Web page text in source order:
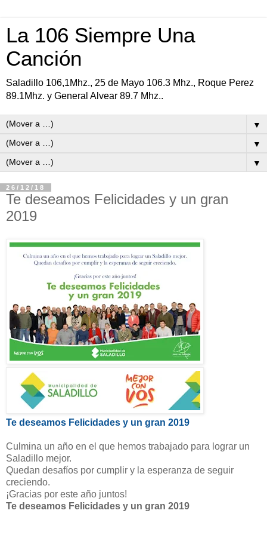
La 106 Siempre Una
Canción
Saladillo 106,1Mhz., 25 de Mayo 106.3 Mhz., Roque Perez
89.1Mhz. y General Alvear 89.7 Mhz..
▼
▼
▼
26/12/18
Te deseamos Felicidades y un gran
2019
Te deseamos Felicidades y un gran 2019
Culmina un año en el que hemos trabajado para lograr un
Saladillo mejor.
Quedan desafíos por cumplir y la esperanza de seguir
creciendo.
¡Gracias por este año juntos!
Te deseamos Felicidades y un gran 2019